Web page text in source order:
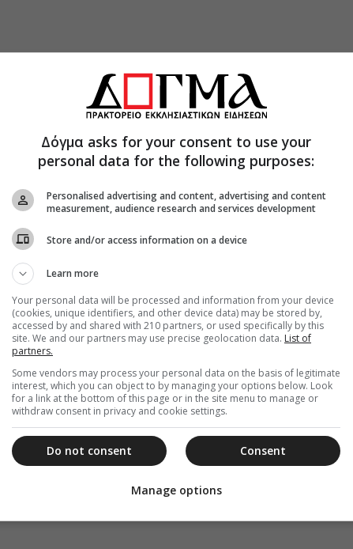
Δόγμα asks for your consent to use your
personal data for the following purposes:
Personalised advertising and content, advertising and content
measurement, audience research and services development
Store and/or access information on a device
Learn more
Your personal data will be processed and information from your device
(cookies, unique identifiers, and other device data) may be stored by,
accessed by and shared with 210 partners, or used specifically by this
site. We and our partners may use precise geolocation data. List of
partners.
Some vendors may process your personal data on the basis of legitimate
interest, which you can object to by managing your options below. Look
for a link at the bottom of this page or in the site menu to manage or
withdraw consent in privacy and cookie settings.
Consent
Do not consent
Manage options